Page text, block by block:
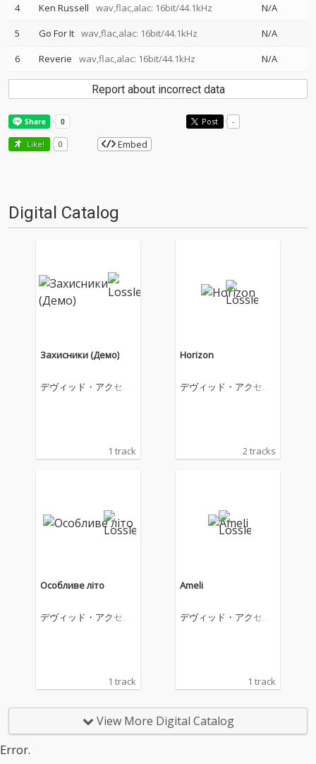
4
Ken Russell wav,flac,alac: 16bit/44.1kHz
N/A
5
Go For It wav,flac,alac: 16bit/44.1kHz
N/A
6
Reverie wav,flac,alac: 16bit/44.1kHz N/A
Report about incorrect data
Post -
Like! 0 Embed
Digital Catalog
Захисники (Демо)
デヴィッド・アクセル
1 track
Horizon
デヴィッド・アクセル
2 tracks
Особливе літо
デヴィッド・アクセル
1 track
Ameli
デヴィッド・アクセル
1 track
View More Digital Catalog
Error.